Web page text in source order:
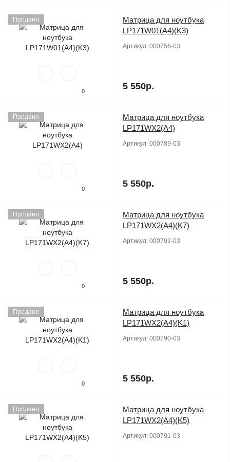
Продано
0
Матрица для ноутбука
LP171W01(A4)(K3)
Артикул: 000756-03
5 550р.
Продано
0
Матрица для ноутбука
LP171WX2(A4)
Артикул: 000789-03
5 550р.
Продано
0
Матрица для ноутбука
LP171WX2(A4)(K7)
Артикул: 000792-03
5 550р.
Продано
0
Матрица для ноутбука
LP171WX2(A4)(K1)
Артикул: 000790-03
5 550р.
Продано
Матрица для ноутбука
LP171WX2(A4)(K5)
Артикул: 000791-03